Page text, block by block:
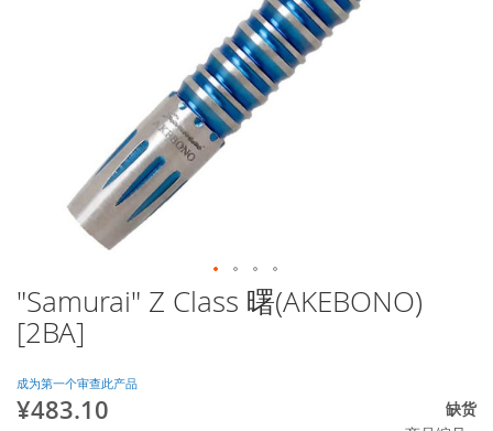
"Samurai" Z Class 曙(AKEBONO)
[2BA]
成为第一个审查此产品
特
¥483.10
缺货
跳
转
到
像
库